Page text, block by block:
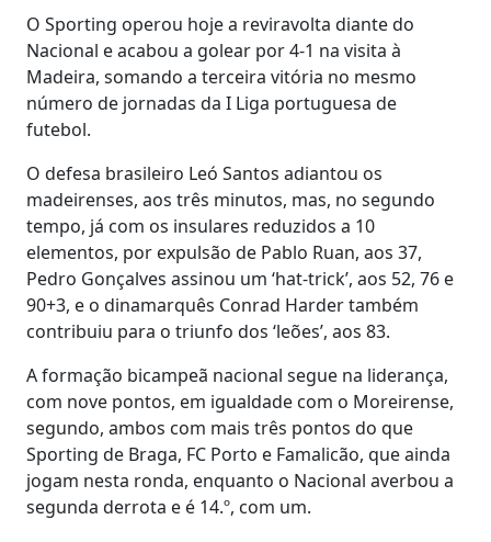
O Sporting operou hoje a reviravolta diante do
Nacional e acabou a golear por 4-1 na visita à
Madeira, somando a terceira vitória no mesmo
número de jornadas da I Liga portuguesa de
futebol.
O defesa brasileiro Leó Santos adiantou os
madeirenses, aos três minutos, mas, no segundo
tempo, já com os insulares reduzidos a 10
elementos, por expulsão de Pablo Ruan, aos 37,
Pedro Gonçalves assinou um ‘hat-trick’, aos 52, 76 e
90+3, e o dinamarquês Conrad Harder também
contribuiu para o triunfo dos ‘leões’, aos 83.
A formação bicampeã nacional segue na liderança,
com nove pontos, em igualdade com o Moreirense,
segundo, ambos com mais três pontos do que
Sporting de Braga, FC Porto e Famalicão, que ainda
jogam nesta ronda, enquanto o Nacional averbou a
segunda derrota e é 14.º, com um.